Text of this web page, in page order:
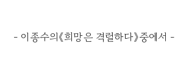
- 이종수의《희망은 격렬하다》중에서 -